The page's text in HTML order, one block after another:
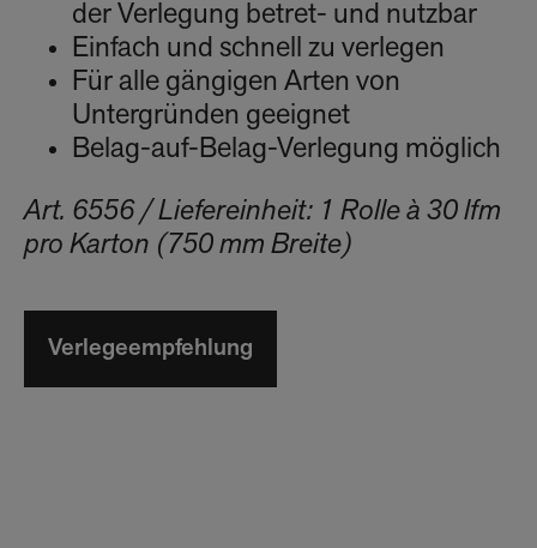
der Verlegung betret- und nutzbar
Einfach und schnell zu verlegen
Für alle gängigen Arten von
Untergründen geeignet
Belag-auf-Belag-Verlegung möglich
Art. 6556 / Liefereinheit: 1 Rolle à 30 lfm
pro Karton (750 mm Breite)
Verlegeempfehlung